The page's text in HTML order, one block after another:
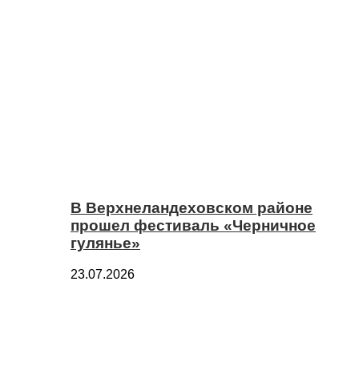
В Верхнеландеховском районе
прошел фестиваль «Черничное
гулянье»
23.07.2026